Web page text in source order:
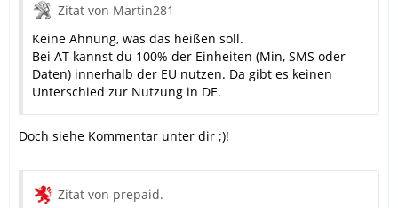
Zitat von Martin281
Keine Ahnung, was das heißen soll.
Bei AT kannst du 100% der Einheiten (Min, SMS oder
Daten) innerhalb der EU nutzen. Da gibt es keinen
Unterschied zur Nutzung in DE.
Doch siehe Kommentar unter dir ;)!
Zitat von prepaid.